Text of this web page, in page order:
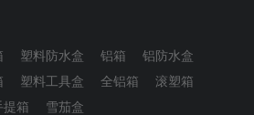
塑料防水盒 铝箱
铝防水盒
塑料工具盒 全铝箱
滚塑箱
提箱 雪茄盒